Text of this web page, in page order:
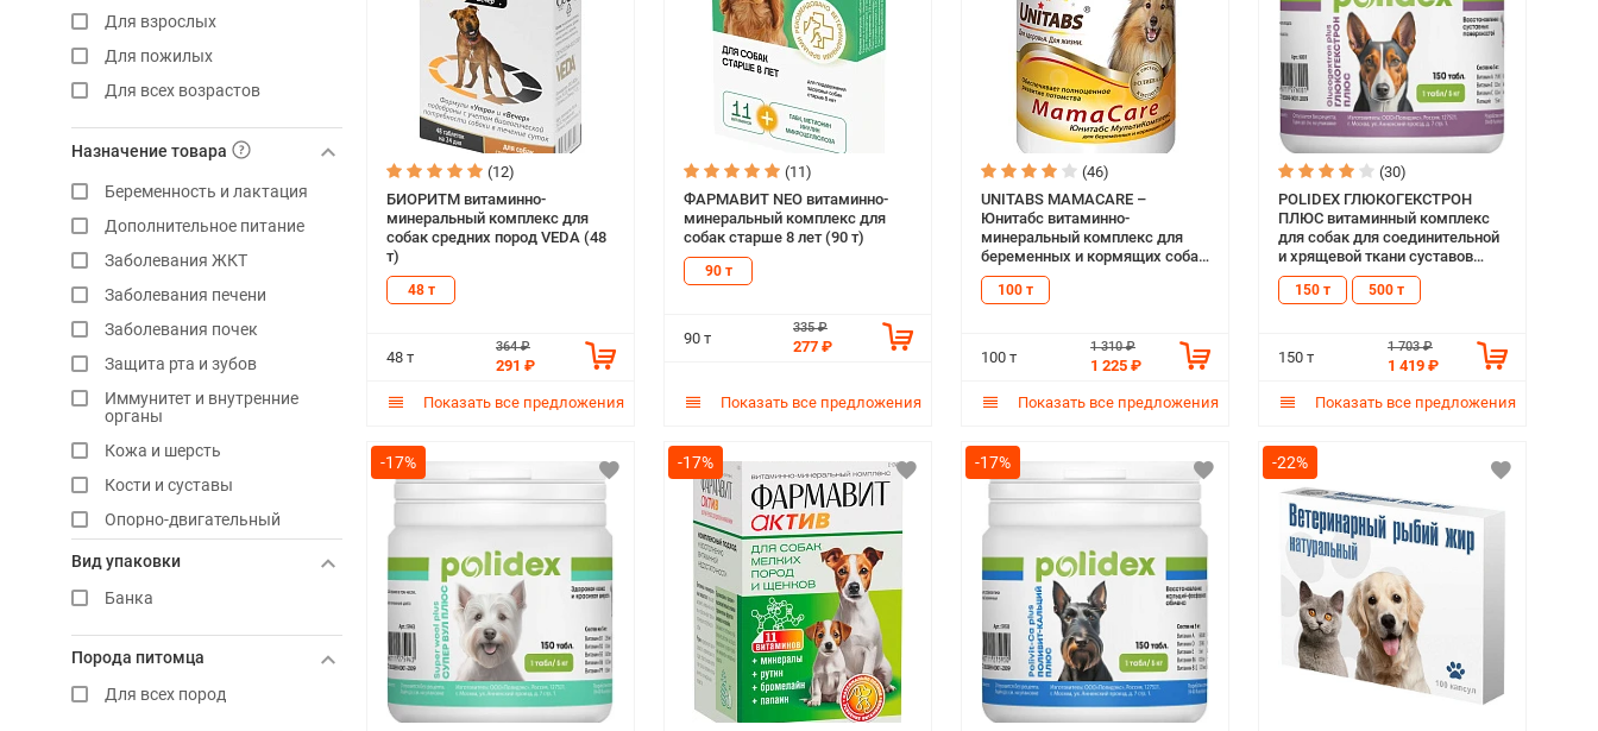
Stride
Superflex
Unitabs
Vividus
Wolmar Winsome
ZooКомфорт
Биоветсервис
Биоритм
Бутофан
Вака
Вит-Актив
Гиалувит Актив
Зоосмектус
Имунозал NEO
КандиВит
Для взрослых
Для пожилых
Для всех возрастов
Назначение товара
Беременность и лактация
Дополнительное питание
Заболевания ЖКТ
Заболевания печени
Заболевания почек
Защита рта и зубов
Иммунитет и внутренние
органы
Кожа и шерсть
Кости и суставы
Опорно-двигательный
аппарат
Пищевая аллергия
Поедание фекалий
Стандартный
Чувствительное пищеварение
Вид упаковки
Банка
Порода питомца
Для всех пород
(12)
БИОРИТМ витаминно-
минеральный комплекс для
собак средних пород VEDA (48
т)
48 т
48 т
364 ₽
291 ₽
Показать все предложения
(11)
ФАРМАВИТ NEO витаминно-
минеральный комплекс для
собак старше 8 лет (90 т)
90 т
90 т
335 ₽
277 ₽
Показать все предложения
(46)
UNITABS MAMACARE –
Юнитабс витаминно-
минеральный комплекс для
беременных и кормящих собак
с В9 (100 т)
100 т
100 т
1 310 ₽
1 225 ₽
Показать все предложения
(30)
POLIDEX ГЛЮКОГЕКСТРОН
ПЛЮС витаминный комплекс
для собак для соединительной
и хрящевой ткани суставов
(150 т)
150 т 500 т
150 т
1 703 ₽
1 419 ₽
Показать все предложения
-17% -17% -17% -22%